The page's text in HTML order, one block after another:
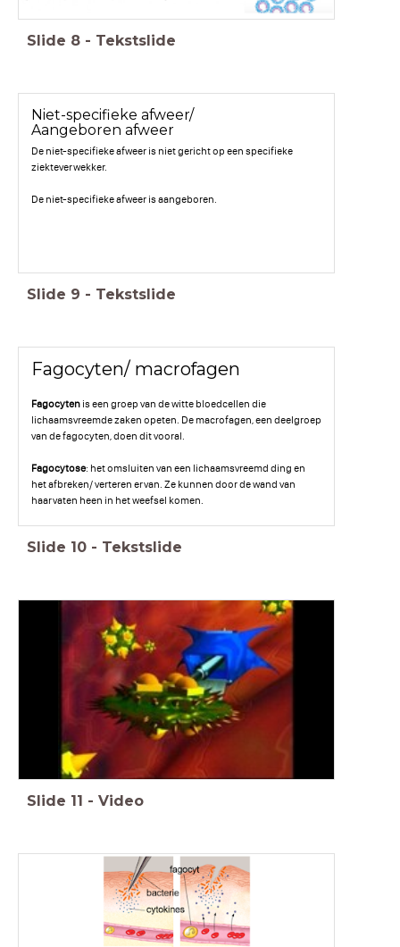
Slide 8 - Tekstslide
Niet-specifieke afweer/
Aangeboren afweer
De niet-specifieke afweer is niet gericht op een specifieke
ziekteverwekker.
De niet-specifieke afweer is aangeboren.
Slide 9 - Tekstslide
Fagocyten/ macrofagen
Fagocytenis een groep van de witte bloedcellen die
lichaamsvreemde zaken opeten. De macrofagen, een deelgroep
van de fagocyten, doen dit vooral.
Fagocytose: het omsluiten van een lichaamsvreemd ding en
het afbreken/ verteren ervan. Ze kunnen door de wand van
haarvaten heen in het weefsel komen.
Slide 10 - Tekstslide
Slide 11 - Video